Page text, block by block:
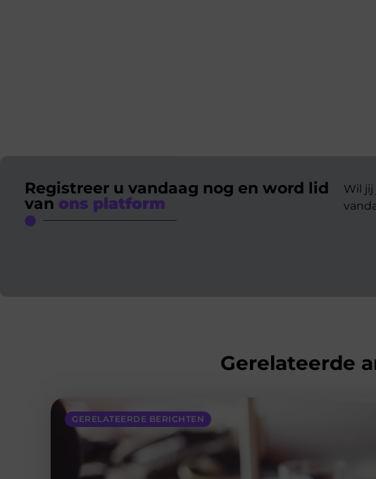
Registreer u vandaag nog en word lid
van ons platform
Wil
Gerelateerde
GERELATEERDE BERICHTEN